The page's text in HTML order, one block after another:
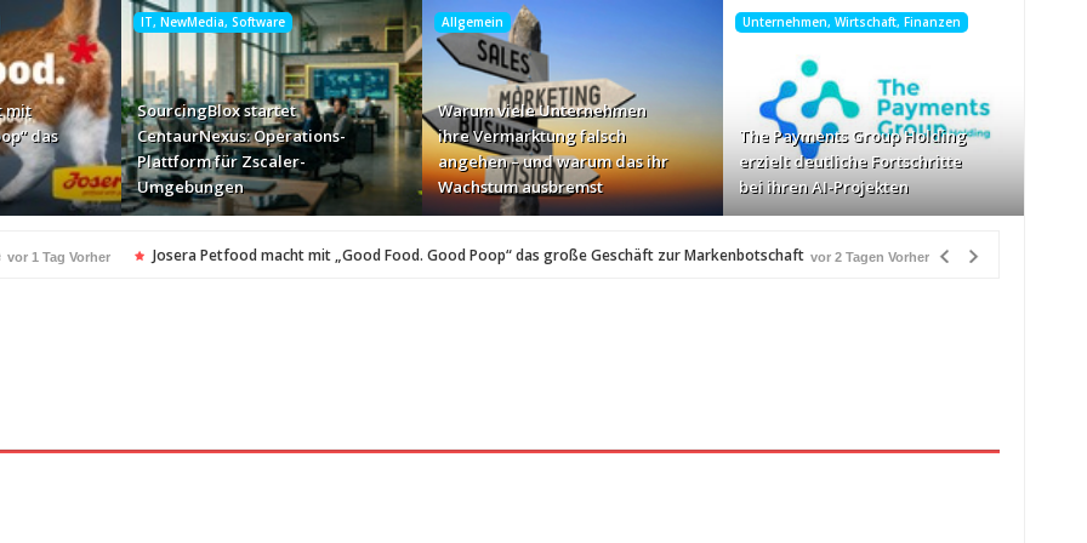
mit
das
IT, NewMedia, Software
SourcingBlox startet
CentaurNexus: Operations-
Plattform für Zscaler-
Umgebungen
Allgemein
Warum viele Unternehmen
ihre Vermarktung falsch
angehen – und warum das ihr
Wachstum ausbremst
Unternehmen, Wirtschaft, Finanzen
The Payments Group Holding
erzielt deutliche Fortschritte
bei ihren AI-Projekten
vor 1 Tag Vorher Josera Petfood macht mit „Good Food. Good Poop“ das große Geschäft zur Markenbotschaft vor 2 Tagen Vorher
AI-Projekten
Bayerischen Bio-Erlebnistagen